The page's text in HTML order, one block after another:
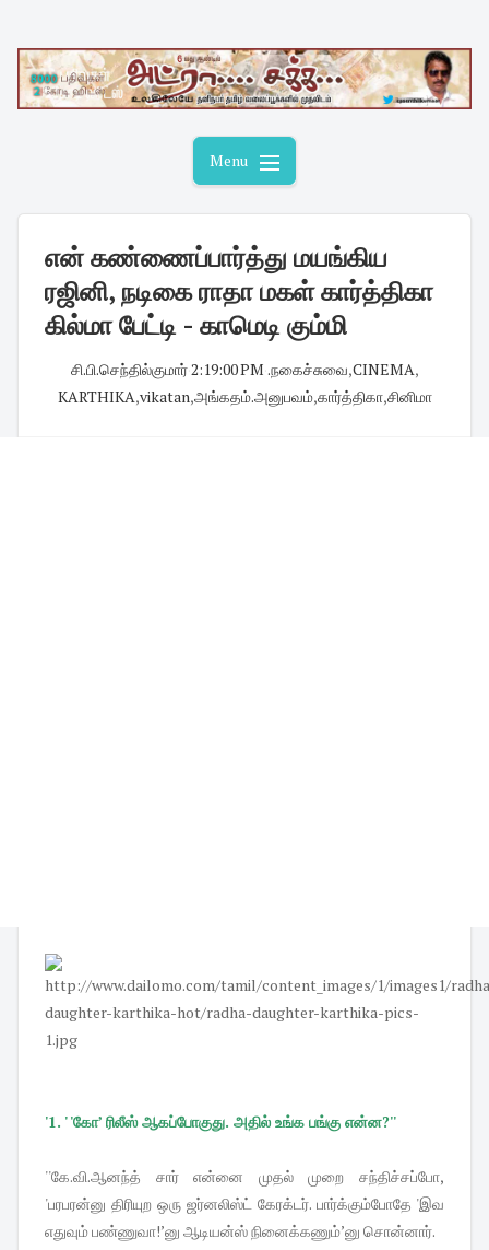
content
Menu
என் கண்ணைப்பார்த்து மயங்கிய
ரஜினி, நடிகை ராதா மகள் கார்த்திகா
கில்மா பேட்டி - காமெடி கும்மி
சி.பி.செந்தில்குமார்·2:19:00 PM .நகைச்சுவை,CINEMA,
KARTHIKA,vikatan,அங்கதம்.அனுபவம்,கார்த்திகா,சினிமா
'1. ' 'கோ’ ரிலீஸ் ஆகப்போகுது. அதில் உங்க பங்கு என்ன?''
''கே.வி.ஆனந்த் சார் என்னை முதல் முறை சந்திச்சப்போ,
'பரபரன்னு திரியுற ஒரு ஜர்னலிஸ்ட் கேரக்டர். பார்க்கும்போதே 'இவ
எதுவும் பண்ணுவா!’னு ஆடியன்ஸ் நினைக்கணும்’னு சொன்னார்.